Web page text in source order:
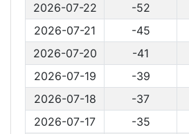
2026-07-22
-52
2026-07-21
-45
2026-07-20
-41
2026-07-19
-39
2026-07-18
-37
2026-07-17
-35